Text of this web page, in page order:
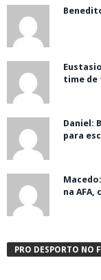
time de
Daniel:
para
na AFA,
PRO DESPORTO NO